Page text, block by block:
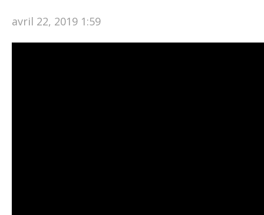
avril 22, 2019 1:59